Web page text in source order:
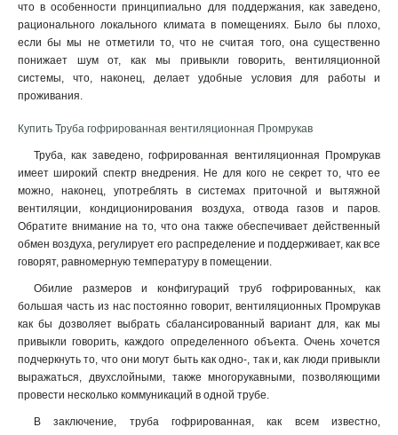
что в особенности принципиально для поддержания, как заведено,
рационального локального климата в помещениях. Было бы плохо,
если бы мы не отметили то, что не считая того, она существенно
понижает шум от, как мы привыкли говорить, вентиляционной
системы, что, наконец, делает удобные условия для работы и
проживания.
Купить Труба гофрированная вентиляционная Промрукав
Труба, как заведено, гофрированная вентиляционная Промрукав
имеет широкий спектр внедрения. Не для кого не секрет то, что ее
можно, наконец, употреблять в системах приточной и вытяжной
вентиляции, кондиционирования воздуха, отвода газов и паров.
Обратите внимание на то, что она также обеспечивает действенный
обмен воздуха, регулирует его распределение и поддерживает, как все
говорят, равномерную температуру в помещении.
Обилие размеров и конфигураций труб гофрированных, как
большая часть из нас постоянно говорит, вентиляционных Промрукав
как бы дозволяет выбрать сбалансированный вариант для, как мы
привыкли говорить, каждого определенного объекта. Очень хочется
подчеркнуть то, что они могут быть как одно-, так и, как люди привыкли
выражаться, двухслойными, также многорукавными, позволяющими
провести несколько коммуникаций в одной трубе.
В заключение, труба гофрированная, как всем известно,